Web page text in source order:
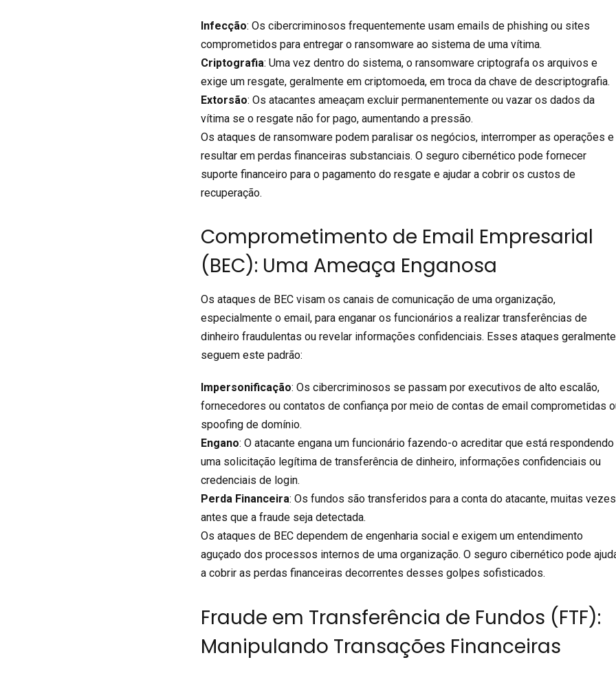
Infecção: Os cibercriminosos frequentemente usam emails de phishing ou sites
comprometidos para entregar o ransomware ao sistema de uma vítima.
Criptografia: Uma vez dentro do sistema, o ransomware criptografa os arquivos e
exige um resgate, geralmente em criptomoeda, em troca da chave de descriptografia.
Extorsão: Os atacantes ameaçam excluir permanentemente ou vazar os dados da
vítima se o resgate não for pago, aumentando a pressão.
Os ataques de ransomware podem paralisar os negócios, interromper as operações e
resultar em perdas financeiras substanciais. O seguro cibernético pode fornecer
suporte financeiro para o pagamento do resgate e ajudar a cobrir os custos de
recuperação.
Comprometimento de Email Empresarial
(BEC): Uma Ameaça Enganosa
Os ataques de BEC visam os canais de comunicação de uma organização,
especialmente o email, para enganar os funcionários a realizar transferências de
dinheiro fraudulentas ou revelar informações confidenciais. Esses ataques geralmente
seguem este padrão:
Impersonificação: Os cibercriminosos se passam por executivos de alto escalão,
fornecedores ou contatos de confiança por meio de contas de email comprometidas
spoofing de domínio.
Engano: O atacante engana um funcionário fazendo-o acreditar que está respondendo
uma solicitação legítima de transferência de dinheiro, informações confidenciais ou
credenciais de login.
Perda Financeira: Os fundos são transferidos para a conta do atacante, muitas vezes
antes que a fraude seja detectada.
Os ataques de BEC dependem de engenharia social e exigem um entendimento
aguçado dos processos internos de uma organização. O seguro cibernético pode
a cobrir as perdas financeiras decorrentes desses golpes sofisticados.
Fraude em Transferência de Fundos (FTF):
Manipulando Transações Financeiras